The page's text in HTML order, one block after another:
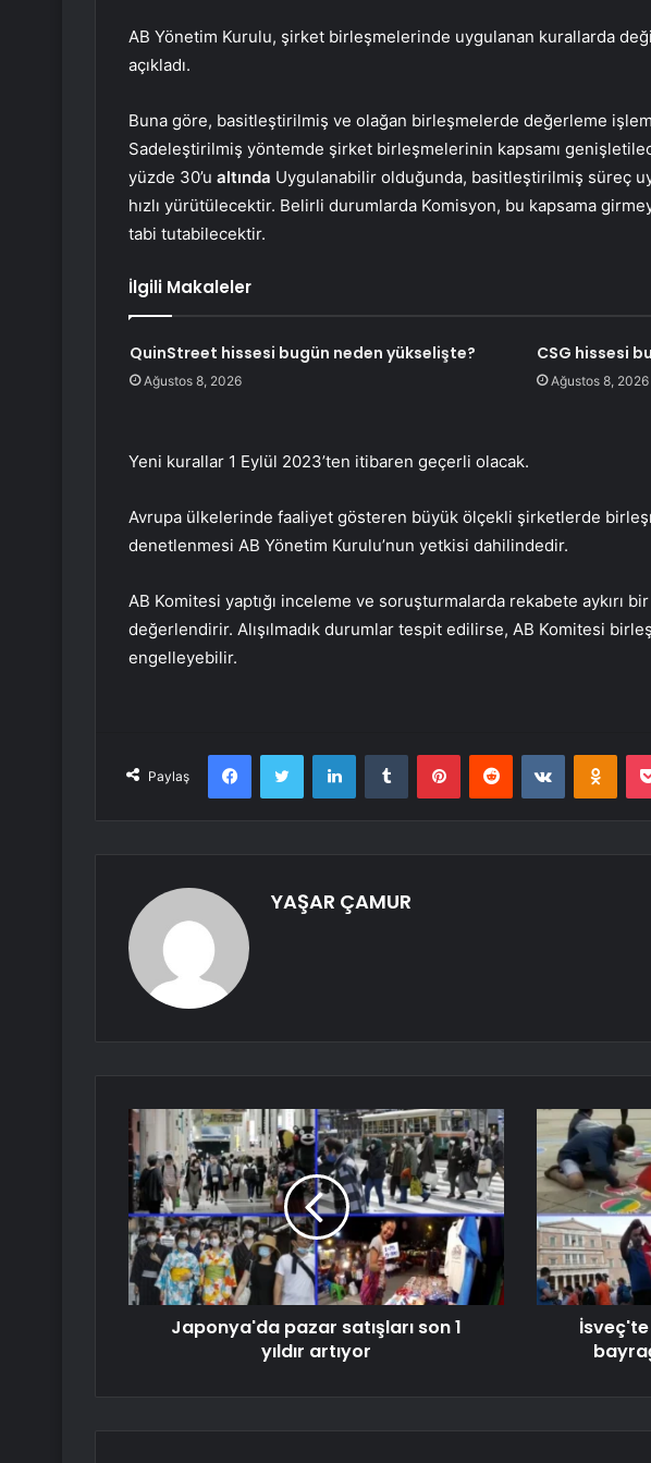
AB Yönetim Kurulu, şirket birleşmelerinde uygulanan kurallarda
açıkladı.
Buna göre, basitleştirilmiş ve olağan birleşmelerde değerleme
Sadeleştirilmiş yöntemde şirket birleşmelerinin kapsamı
yüzde 30’u altında Uygulanabilir olduğunda, basitleştirilmiş süreç
hızlı yürütülecektir. Belirli durumlarda Komisyon, bu kapsama
tabi tutabilecektir.
İlgili Makaleler
QuinStreet hissesi bugün neden yükselişte?
Ağustos 8, 2026
CSG hissesi
Ağustos 8, 2026
Yeni kurallar 1 Eylül 2023’ten itibaren geçerli olacak.
Avrupa ülkelerinde faaliyet gösteren büyük ölçekli şirketlerde
denetlenmesi AB Yönetim Kurulu’nun yetkisi dahilindedir.
AB Komitesi yaptığı inceleme ve soruşturmalarda rekabete aykırı bir
değerlendirir. Alışılmadık durumlar tespit edilirse, AB Komitesi
engelleyebilir.
Paylaş
FacebookTwitter LinkedInTumblr PinterestReddit VKontakte
YAŞAR ÇAMUR
Japonya'da pazar satışları son 1
yıldır artıyor